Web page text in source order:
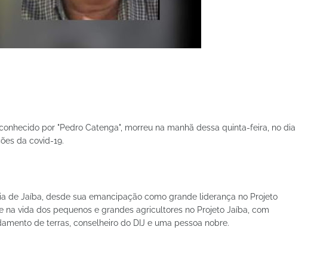
por "Pedro Catenga", morreu na manhã dessa quinta-feira, no dia
da covid-19.
de Jaíba, desde sua emancipação como grande liderança no Projeto
na vida dos pequenos e grandes agricultores no Projeto Jaíba, com
de terras, conselheiro do DIJ e uma pessoa nobre.